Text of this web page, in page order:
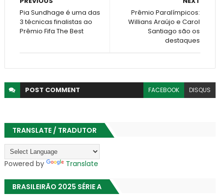
Prêmio Paralímpicos:
Willians Araújo e Carol
Santiago são os
destaques
Pia Sundhage é uma das
3 técnicas finalistas ao
Prêmio Fifa The Best
POST COMMENT FACEBOOK DISQUS
TRANSLATE / TRADUTOR
Powered by Translate
BRASILEIRÃO 2025 SÉRIE A